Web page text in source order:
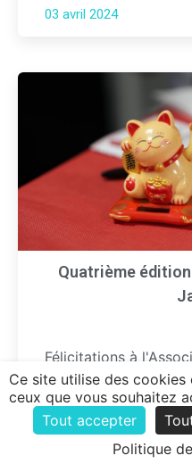
03 avril 2024
Quatrième
Félicitations à
Etudiants du CFJM
4ième édition du
s'est tenu…
Ce site utilise des
ceux que vous souhaitez
Tout accepter
Politique